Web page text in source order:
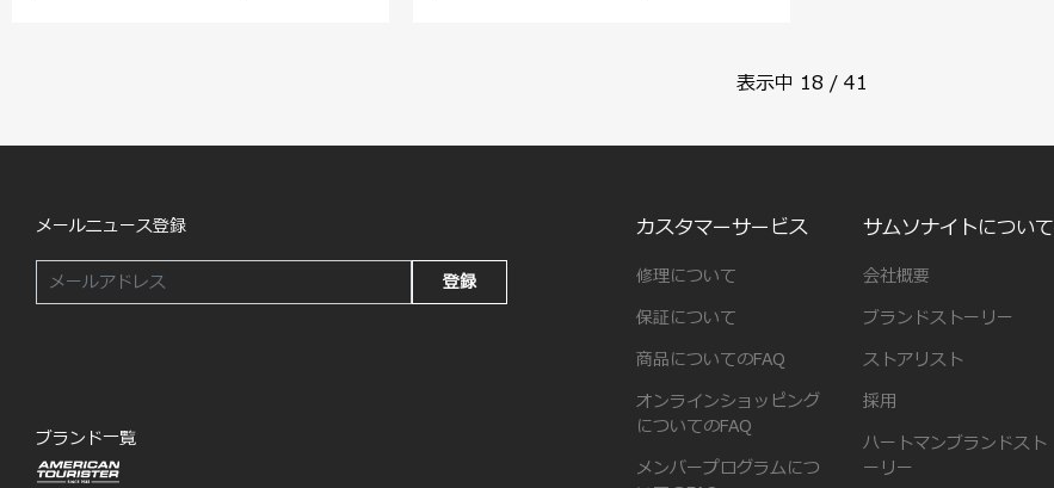
表示中 18 / 41
メールニュース登録
登録
ブランド一覧
カスタマーサービス
修理について
保証について
商品についてのFAQ
オンラインショッピング
についてのFAQ
メンバープログラムにつ
サムソナイトについて
会社概要
ブランドストーリー
ストアリスト
採用
ハートマンブランドスト
ーリー